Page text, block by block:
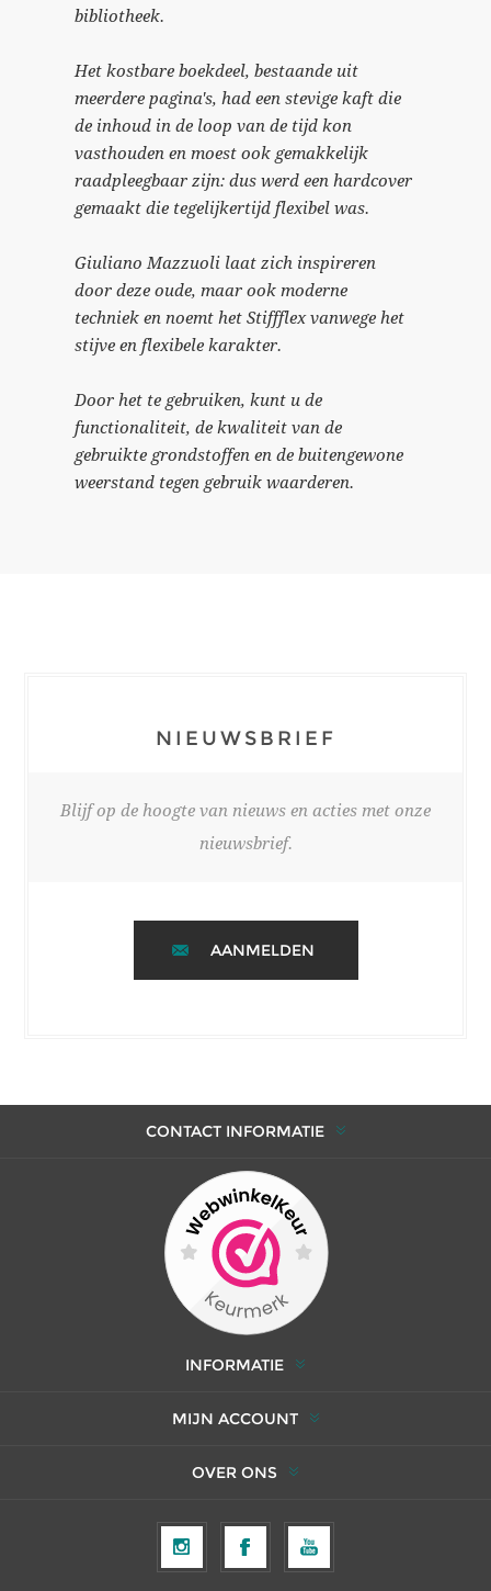
bibliotheek.
Het kostbare boekdeel, bestaande uit
meerdere pagina's, had een stevige kaft die
de inhoud in de loop van de tijd kon
vasthouden en moest ook gemakkelijk
raadpleegbaar zijn: dus werd een hardcover
gemaakt die tegelijkertijd flexibel was.
Giuliano Mazzuoli laat zich inspireren
door deze oude, maar ook moderne
techniek en noemt het Stiffflex vanwege het
stijve en flexibele karakter.
Door het te gebruiken, kunt u de
functionaliteit, de kwaliteit van de
gebruikte grondstoffen en de buitengewone
weerstand tegen gebruik waarderen.
NIEUWSBRIEF
Blijf op de hoogte van nieuws en acties met onze
nieuwsbrief.
AANMELDEN
CONTACT INFORMATIE
INFORMATIE
MIJN ACCOUNT
OVER ONS